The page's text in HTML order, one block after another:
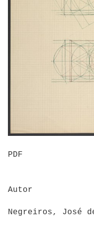
PDF
Autor
Negreiros, José